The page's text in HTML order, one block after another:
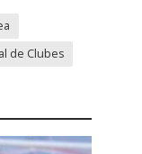
de Clubes